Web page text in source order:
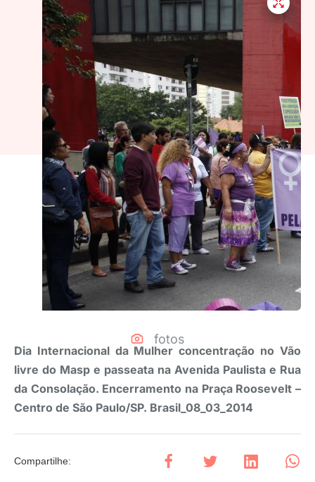
fotos
Dia Internacional da Mulher concentração no Vão
livre do Masp e passeata na Avenida Paulista e Rua
da Consolação. Encerramento na Praça Roosevelt –
Centro de São Paulo/SP. Brasil_08_03_2014
Compartilhe: